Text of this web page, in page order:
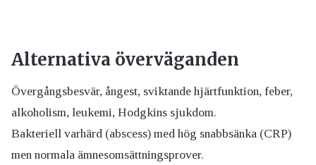
Alternativa överväganden
Övergångsbesvär, ångest, sviktande hjärtfunktion, feber,
alkoholism, leukemi, Hodgkins sjukdom.
Bakteriell varhärd (abscess) med hög snabbsänka (CRP)
men normala ämnesomsättningsprover.